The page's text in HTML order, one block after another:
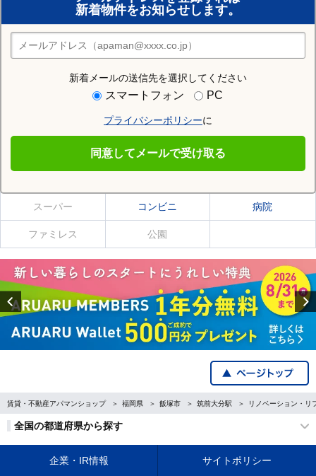
新着物件をお知らせします。
新着メールの送信先を選択してください
スマートフォン PC
プライバシーポリシーに
同意してメールで受け取る
住みたい街の店舗を探す
店舗検索
住む街研究所で筑前大分駅の情報を見る
筑前大分駅の施設一覧
スーパー コンビニ 病院
ファミレス 公園
Previous
賃貸・不動産アパマンショップ 福岡県 飯塚市 筑前大分駅 リノベーション・リ
全国の都道府県から探す
企業・IR情報 サイトポリシー